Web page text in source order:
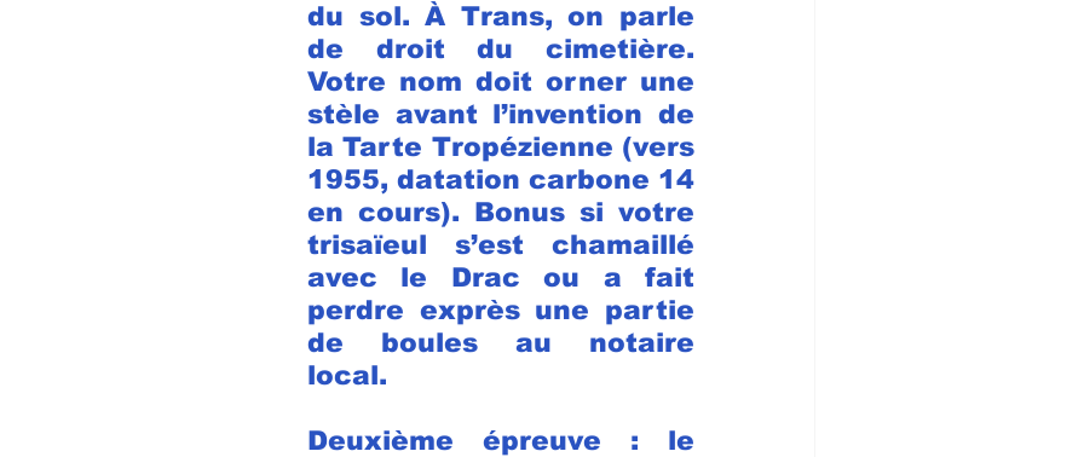
du sol. À Trans, on parle
de droit du cimetière.
Votre nom doit orner une
stèle avant l’invention de
la Tarte Tropézienne (vers
1955, datation carbone 14
en cours). Bonus si votre
trisaïeul s’est chamaillé
avec le Drac ou a fait
perdre exprès une partie
de boules au notaire
local.
Deuxième épreuve : le